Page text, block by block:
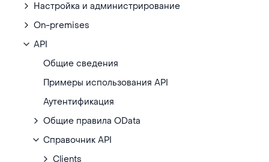
Настройка и администрирование
On-premises
API
Общие сведения
Примеры использования API
Аутентификация
Общие правила OData
Справочник API
Clients